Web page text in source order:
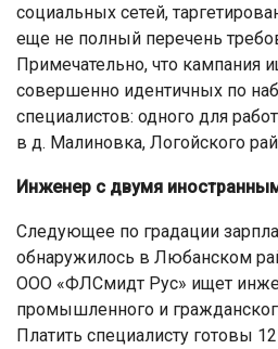
социальных сетей,
еще не полный перечень
Примечательно, что кампания
совершенно идентичных по
специалистов: одного для
в д. Малиновка, Логойского
Инженер с двумя
Следующее по градации
обнаружилось в Любанском
ООО «ФЛСмидт Рус» ищет
промышленного и
Платить специалисту готовы